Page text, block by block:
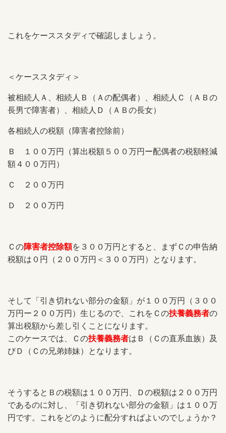
これをケーススタディで確認しましょう。
＜ケーススタディ＞
被相続人Ａ、相続人Ｂ（Ａの配偶者）、相続人Ｃ（ＡＢの
長男で障害者）、相続人Ｄ（ＡＢの長女）
各相続人の税額（障害者控除前）
Ｂ １００万円（算出税額５００万円ー配偶者の税額軽減
額４００万円）
Ｃ ２００万円
Ｄ ２００万円
Ｃの障害者控除額を３００万円とすると、まずＣの申告納
税額は０円（２００万円＜３００万円）となります。
そして「引き切れない部分の金額」が１００万円（３００
万円ー２００万円）生じるので、これをＣの扶養義務者の
算出税額から差し引くことになります。
このケースでは、Ｃの扶養義務者はＢ（Ｃの直系血族）及
びＤ（Ｃの兄弟姉妹）となります。
そうするとＢの税額は１００万円、Ｄの税額は２００万円
であるのに対し、「引き切れない部分の金額」は１００万
円です。これをどのように配分すればよいのでしょうか？